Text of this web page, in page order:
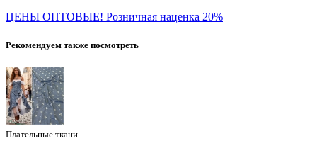
ЦЕНЫ ОПТОВЫЕ! Розничная наценка 20%
Рекомендуем также посмотреть
Плательные ткани